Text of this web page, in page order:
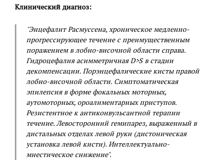
Клинический диагноз:
"Энцефалит Расмуссена, хроническое медленно-
прогрессирующее течение с преимущественным
поражением в лобно-височной области справа.
Гидроцефалия асимметричная D>S в стадии
декомпенсации. Порэнцефалические кисты правой
лобно-височной области. Симптоматическая
эпилепсия в форме фокальных моторных,
аутомоторных, ороалиментарных приступов.
Резистентное к антиконвульсантной терапии
течение. Левосторонний гемипарез, выраженный в
дистальных отделах левой руки (дистоническая
установка левой кисти). Интеллектуально-
мнестическое снижение".